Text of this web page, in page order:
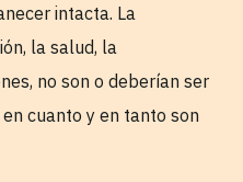
intacta. La
la salud, la
no son o deberían ser
cuanto y en tanto son